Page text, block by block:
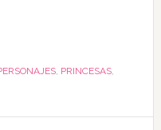
, PRINCESAS,